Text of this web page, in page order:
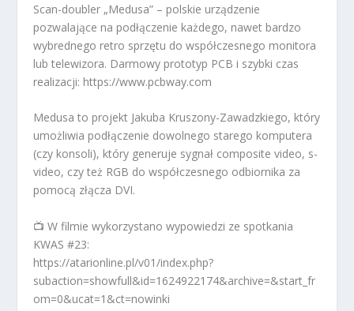
Scan-doubler „Medusa” – polskie urządzenie
pozwalające na podłączenie każdego, nawet bardzo
wybrednego retro sprzętu do współczesnego monitora
lub telewizora. Darmowy prototyp PCB i szybki czas
realizacji: https://www.pcbway.com
Medusa to projekt Jakuba Kruszony-Zawadzkiego, który
umożliwia podłączenie dowolnego starego komputera
(czy konsoli), który generuje sygnał composite video, s-
video, czy też RGB do współczesnego odbiornika za
pomocą złącza DVI.
📺 W filmie wykorzystano wypowiedzi ze spotkania
KWAS #23:
https://atarionline.pl/v01/index.php?
subaction=showfull&id=1624922174&archive=&start_fr
om=0&ucat=1&ct=nowinki